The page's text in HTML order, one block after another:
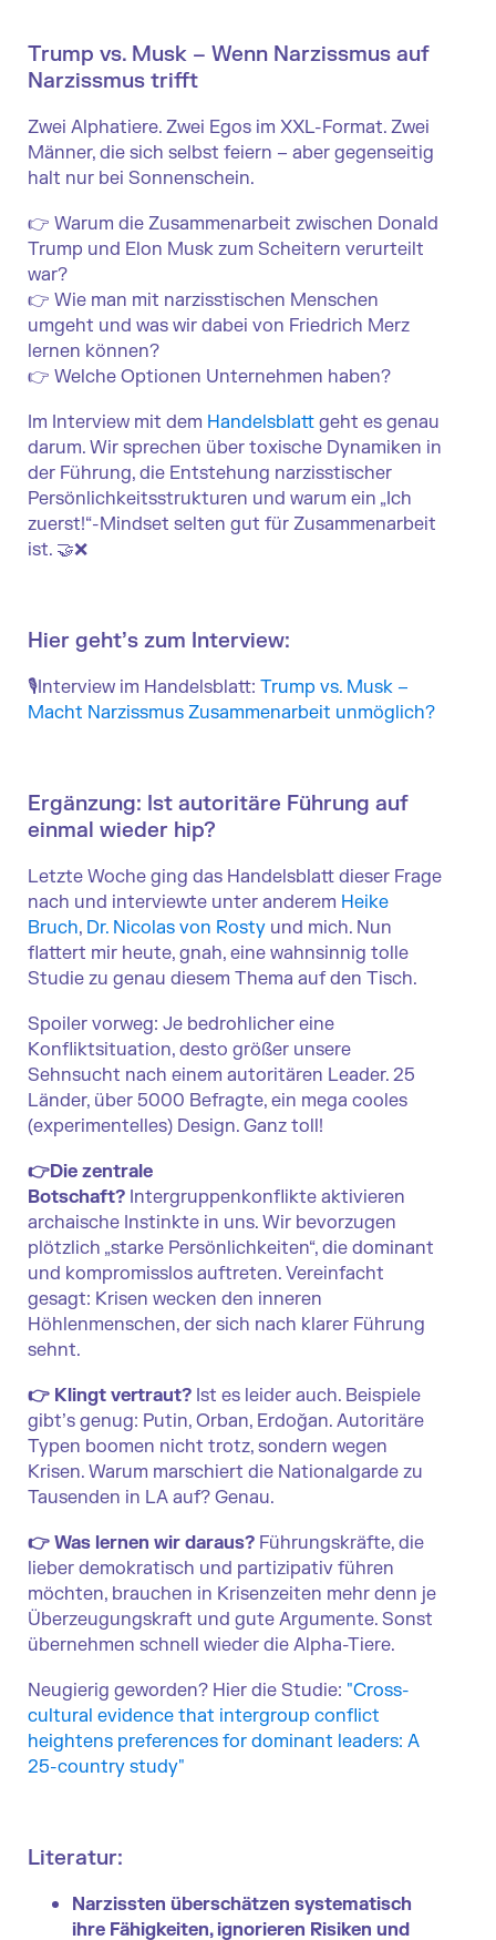
Trump vs. Musk – Wenn Narzissmus auf
Narzissmus trifft
Zwei Alphatiere. Zwei Egos im XXL-Format. Zwei
Männer, die sich selbst feiern – aber gegenseitig
halt nur bei Sonnenschein.
👉 Warum die Zusammenarbeit zwischen Donald
Trump und Elon Musk zum Scheitern verurteilt
war?
👉 Wie man mit narzisstischen Menschen
umgeht und was wir dabei von Friedrich Merz
lernen können?
👉 Welche Optionen Unternehmen haben?
Im Interview mit dem Handelsblatt geht es genau
darum. Wir sprechen über toxische Dynamiken in
der Führung, die Entstehung narzisstischer
Persönlichkeitsstrukturen und warum ein „Ich
zuerst!“-Mindset selten gut für Zusammenarbeit
ist. 🤝❌
Hier geht’s zum Interview:
🎙️Interview im Handelsblatt: Trump vs. Musk –
Macht Narzissmus Zusammenarbeit unmöglich?
Ergänzung: Ist autoritäre Führung auf
einmal wieder hip?
Letzte Woche ging das Handelsblatt dieser Frage
nach und interviewte unter anderem Heike
Bruch, Dr. Nicolas von Rosty und mich. Nun
flattert mir heute, gnah, eine wahnsinnig tolle
Studie zu genau diesem Thema auf den Tisch.
Spoiler vorweg: Je bedrohlicher eine
Konfliktsituation, desto größer unsere
Sehnsucht nach einem autoritären Leader. 25
Länder, über 5000 Befragte, ein mega cooles
(experimentelles) Design. Ganz toll!
👉Die zentrale
Botschaft? Intergruppenkonflikte aktivieren
archaische Instinkte in uns. Wir bevorzugen
plötzlich „starke Persönlichkeiten“, die dominant
und kompromisslos auftreten. Vereinfacht
gesagt: Krisen wecken den inneren
Höhlenmenschen, der sich nach klarer Führung
sehnt.
👉 Klingt vertraut? Ist es leider auch. Beispiele
gibt’s genug: Putin, Orban, Erdoğan. Autoritäre
Typen boomen nicht trotz, sondern wegen
Krisen. Warum marschiert die Nationalgarde zu
Tausenden in LA auf? Genau.
👉 Was lernen wir daraus? Führungskräfte, die
lieber demokratisch und partizipativ führen
möchten, brauchen in Krisenzeiten mehr denn je
Überzeugungskraft und gute Argumente. Sonst
übernehmen schnell wieder die Alpha-Tiere.
Neugierig geworden? Hier die Studie: "Cross-
cultural evidence that intergroup conflict
heightens preferences for dominant leaders: A
25-country study"
Literatur:
Narzissten überschätzen systematisch
ihre Fähigkeiten, ignorieren Risiken und